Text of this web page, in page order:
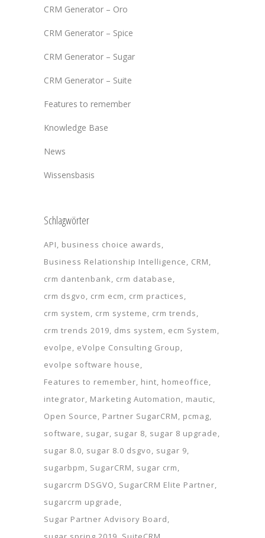
CRM Generator – Oro
CRM Generator – Spice
CRM Generator – Sugar
CRM Generator – Suite
Features to remember
Knowledge Base
News
Wissensbasis
Schlagwörter
API
business choice awards
Business Relationship Intelligence
CRM
crm dantenbank crm database
crm dsgvo
crm ecm
crm practices
crm system
crm systeme
crm trends
crm trends 2019 dms system
ecm System
evolpe
eVolpe Consulting Group
evolpe software house
Features to remember hint homeoffice
integrator Marketing Automation
mautic
Open Source
Partner SugarCRM
pcmag
software
sugar sugar 8 sugar 8 upgrade
sugar 8.0 sugar 8.0 dsgvo
sugar 9
sugarbpm
SugarCRM
sugar crm
sugarcrm DSGVO
SugarCRM Elite Partner
sugarcrm upgrade
Sugar Partner Advisory Board